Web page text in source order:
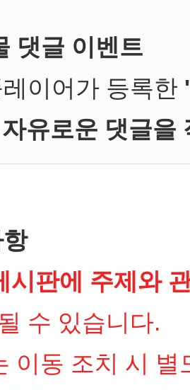
댓글 이벤트
이어가 등록한
유로운 댓글을
시판에 주제와
수 있습니다.
이동 조치 시